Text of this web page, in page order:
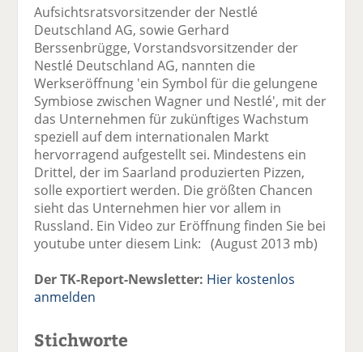
Aufsichtsratsvorsitzender der Nestlé
Deutschland AG, sowie Gerhard
Berssenbrügge, Vorstandsvorsitzender der
Nestlé Deutschland AG, nannten die
Werkseröffnung 'ein Symbol für die gelungene
Symbiose zwischen Wagner und Nestlé', mit der
das Unternehmen für zukünftiges Wachstum
speziell auf dem internationalen Markt
hervorragend aufgestellt sei. Mindestens ein
Drittel, der im Saarland produzierten Pizzen,
solle exportiert werden. Die größten Chancen
sieht das Unternehmen hier vor allem in
Russland. Ein Video zur Eröffnung finden Sie bei
youtube unter diesem Link: (August 2013 mb)
Der TK-Report-Newsletter: Hier kostenlos
anmelden
Stichworte